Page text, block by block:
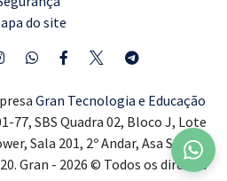
do site
Gran Tecnologia e Educação
77, SBS Quadra 02, Bloco J, Lote
Sala 201, 2º Andar, Asa Sul,
Gran - 2026 © Todos os direitos